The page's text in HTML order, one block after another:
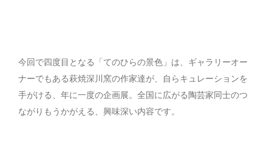
今回で四度目となる「てのひらの景色」は、ギャラリーオー
ナーでもある萩焼深川窯の作家達が、自らキュレーションを
手がける、年に一度の企画展。全国に広がる陶芸家同士のつ
ながりもうかがえる、興味深い内容です。